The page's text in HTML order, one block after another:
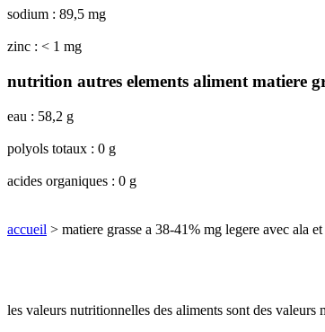
sodium : 89,5 mg
zinc : < 1 mg
nutrition autres elements aliment matiere
eau : 58,2 g
polyols totaux : 0 g
acides organiques : 0 g
accueil > matiere grasse a 38-41% mg legere avec ala et
les valeurs nutritionnelles des aliments sont des valeurs